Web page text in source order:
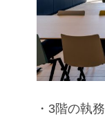
・3階の執